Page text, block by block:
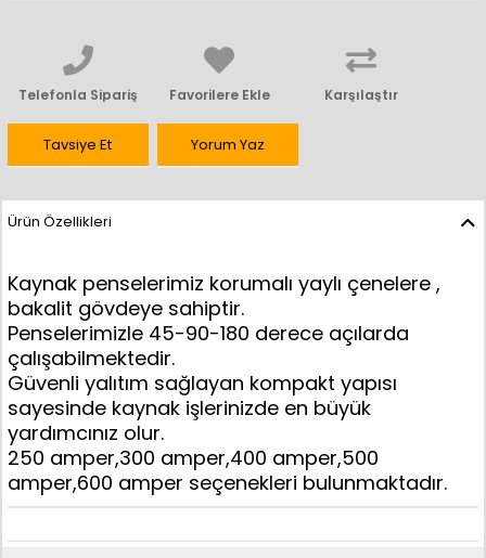
Telefonla Sipariş Favorilere Ekle Karşılaştır
Tavsiye Et Yorum Yaz
Ürün Özellikleri
Kaynak penselerimiz korumalı yaylı çenelere ,
bakalit gövdeye sahiptir.
Penselerimizle 45-90-180 derece açılarda
çalışabilmektedir.
Güvenli yalıtım sağlayan kompakt yapısı
sayesinde kaynak işlerinizde en büyük
yardımcınız olur.
250 amper,300 amper,400 amper,500
amper,600 amper seçenekleri bulunmaktadır.